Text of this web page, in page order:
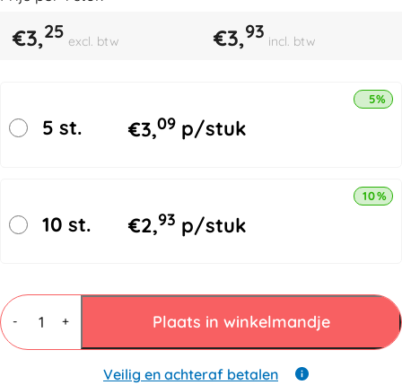
€3,25 excl. btw €3,93 incl. btw
5 st. €3,09 p/stuk
5%
10 st. €2,93 p/stuk
10%
-
Bundelfolie
Dispenser
100-
150mm
+ Plaats in winkelmandje
Veilig en achteraf betalen